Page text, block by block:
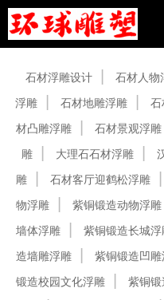
石材浮雕设计 石材人物
浮雕
石材地雕浮雕 石
材凸雕浮雕
石材景观浮雕
雕
大理石石材浮雕
雕
石材客厅迎鹤松浮雕
物浮雕
紫铜锻造动物浮雕
墙体浮雕
紫铜锻造长城浮
造墙雕浮雕
紫铜锻造凹雕
锻造校园文化浮雕
紫铜